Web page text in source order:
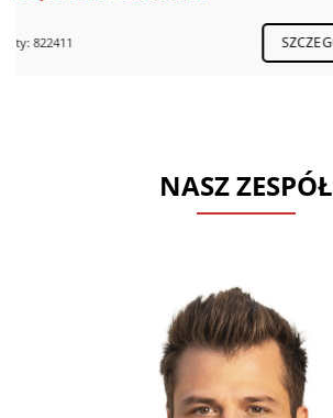
NASZ ZESPÓŁ